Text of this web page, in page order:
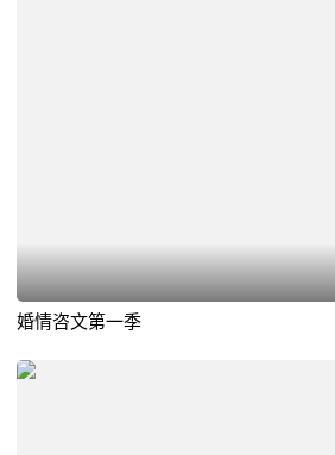
婚情咨文第一季